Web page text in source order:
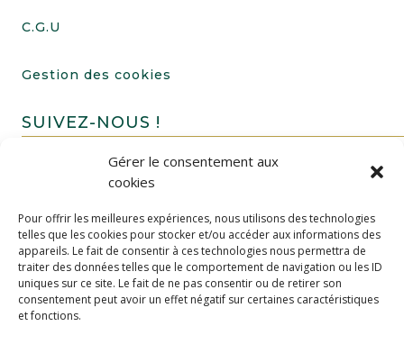
Gérer le consentement aux
cookies
Pour offrir les meilleures expériences, nous utilisons des technologies
telles que les cookies pour stocker et/ou accéder aux informations des
appareils. Le fait de consentir à ces technologies nous permettra de
traiter des données telles que le comportement de navigation ou les ID
uniques sur ce site. Le fait de ne pas consentir ou de retirer son
consentement peut avoir un effet négatif sur certaines caractéristiques
et fonctions.
C.G.U
Gestion des cookies
SUIVEZ-NOUS !
FAIRE UN DON